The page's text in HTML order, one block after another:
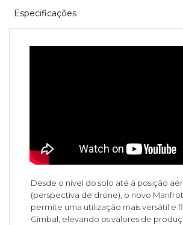
Especificações
Desde o nível do solo até à posição
(perspectiva de drone), o novo
permite uma utilização mais versátil e
Gimbal, elevando os valores de